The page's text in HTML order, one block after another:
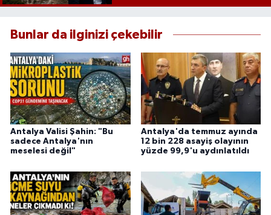
Bunlar da ilginizi çekebilir
Antalya Valisi Şahin: "Bu
sadece Antalya'nın
meselesi değil"
Antalya'da temmuz ayında
12 bin 228 asayiş olayının
yüzde 99,9'u aydınlatıldı